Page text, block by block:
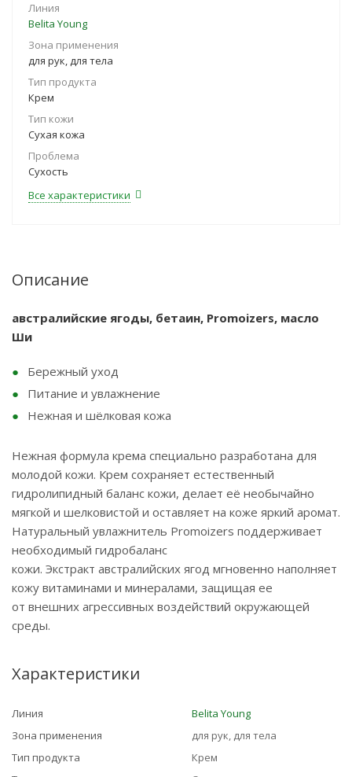
Линия
Belita Young
Зона применения
для рук, для тела
Тип продукта
Крем
Тип кожи
Сухая кожа
Проблема
Сухость
Все характеристики
Описание
австралийские ягоды, бетаин, Promoizers, масло
Ши
Бережный уход
Питание и увлажнение
Нежная и шёлковая кожа
Нежная формула крема специально разработана для
молодой кожи. Крем сохраняет естественный
гидролипидный баланс кожи, делает её необычайно
мягкой и шелковистой и оставляет на коже яркий аромат.
Натуральный увлажнитель Promoizers поддерживает
необходимый гидробаланс
кожи. Экстракт австралийских ягод мгновенно наполняет
кожу витаминами и минералами, защищая ее
от внешних агрессивных воздействий окружающей
среды.
Характеристики
Линия
Belita Young
Зона применения
для рук, для тела
Тип продукта
Крем